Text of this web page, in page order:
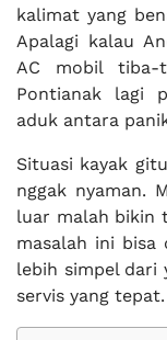
kalimat yang
Apalagi kalau
AC mobil tiba-
Pontianak lagi
aduk antara
Situasi kayak
nggak nyaman.
luar malah bikin
masalah ini bisa
lebih simpel dari
servis yang tepat.